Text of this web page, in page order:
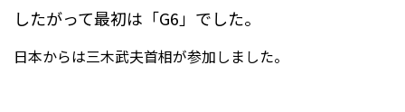
したがって最初は「G6」でした。
日本からは三木武夫首相が参加しました。